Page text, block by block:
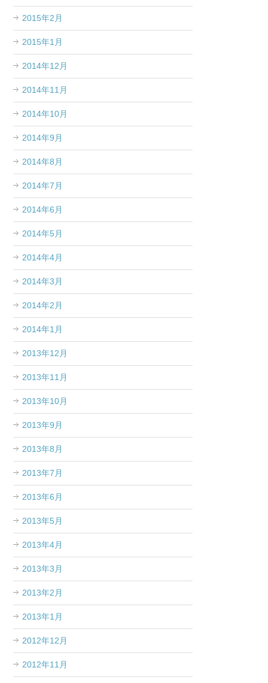
2015年2月
2015年1月
2014年12月
2014年11月
2014年10月
2014年9月
2014年8月
2014年7月
2014年6月
2014年5月
2014年4月
2014年3月
2014年2月
2014年1月
2013年12月
2013年11月
2013年10月
2013年9月
2013年8月
2013年7月
2013年6月
2013年5月
2013年4月
2013年3月
2013年2月
2013年1月
2012年12月
2012年11月